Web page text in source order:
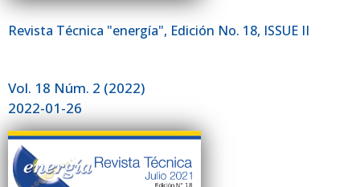
Revista Técnica "energía", Edición No. 18, ISSUE II
Vol. 18 Núm. 2 (2022)
2022-01-26